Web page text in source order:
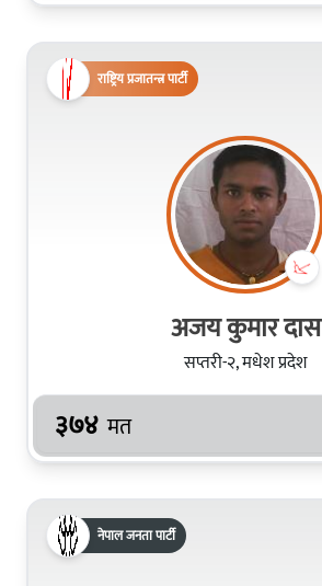
राष्ट्रिय प्रजातन्त्र पार्टी
अजय कुमार दास
सप्तरी-२, मधेश प्रदेश
३७४ मत
नेपाल जनता पार्टी